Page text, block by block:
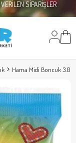
SİPARİŞLER
Hama Midi Boncuk